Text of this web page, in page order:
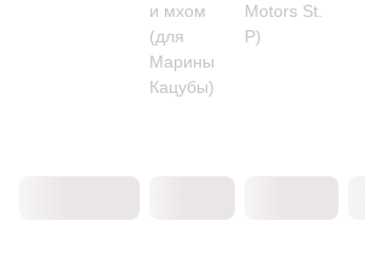
и мхом
(для
Марины
Кацубы)
Motors St.
P)